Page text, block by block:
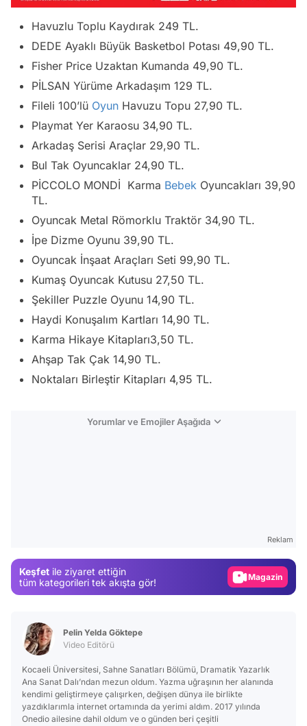
Havuzlu Toplu Kaydırak 249 TL.
DEDE Ayaklı Büyük Basketbol Potası 49,90 TL.
Fisher Price Uzaktan Kumanda 49,90 TL.
PİLSAN Yürüme Arkadaşım 129 TL.
Fileli 100’lü Oyun Havuzu Topu 27,90 TL.
Playmat Yer Karaosu 34,90 TL.
Arkadaş Serisi Araçlar 29,90 TL.
Bul Tak Oyuncaklar 24,90 TL.
PİCCOLO MONDİ Karma Bebek Oyuncakları 39,90
TL.
Oyuncak Metal Römorklu Traktör 34,90 TL.
İpe Dizme Oyunu 39,90 TL.
Oyuncak İnşaat Araçları Seti 99,90 TL.
Kumaş Oyuncak Kutusu 27,50 TL.
Şekiller Puzzle Oyunu 14,90 TL.
Haydi Konuşalım Kartları 14,90 TL.
Karma Hikaye Kitapları3,50 TL.
Ahşap Tak Çak 14,90 TL.
Noktaları Birleştir Kitapları 4,95 TL.
Yorumlar ve Emojiler Aşağıda
Reklam
Keşfet ile ziyaret ettiğin
tüm kategorileri tek akışta gör!
Video
Pelin Yelda Göktepe
Video Editörü
Kocaeli Üniversitesi, Sahne Sanatları Bölümü, Dramatik Yazarlık
Ana Sanat Dalı’ndan mezun oldum. Yazma uğraşının her alanında
kendimi geliştirmeye çalışırken, değişen dünya ile birlikte
yazdıklarımla internet ortamında da yerimi aldım. 2017 yılında
Onedio ailesine dahil oldum ve o günden beri çeşitli